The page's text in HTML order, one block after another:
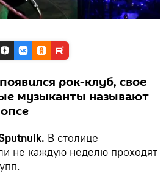
рок-клуб, свое
музыканты называют
В столице
не каждую неделю проходят